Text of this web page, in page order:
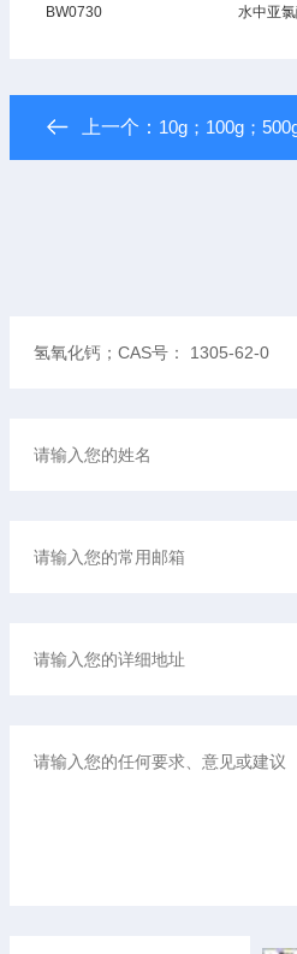
BW0730
水中亚
上一个： 10g；100g；500gPSA